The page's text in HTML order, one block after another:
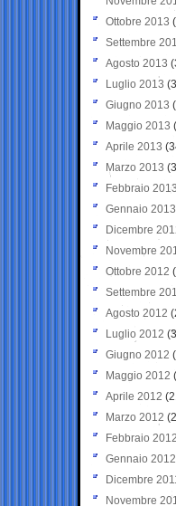
Ottobre 2013
Settembre
Agosto 2013
Luglio 2013
Giugno 2013
Maggio 2013
Aprile 2013
Marzo 2013
Febbraio 2013
Gennaio 2013
Dicembre
Novembre
Ottobre 2012
Settembre
Agosto 2012
Luglio 2012
Giugno 2012
Maggio 2012
Aprile 2012
Marzo 2012
Febbraio 2012
Gennaio 2012
Dicembre
Novembre